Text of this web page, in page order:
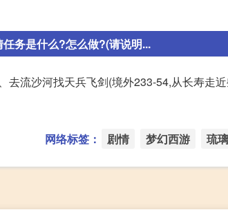
任务是什么?怎么做?(请说明...
去流沙河找天兵飞剑(境外233-54,从长寿走
网络标签： 剧情 梦幻西游 琉璃